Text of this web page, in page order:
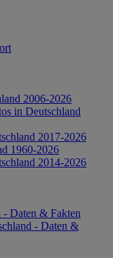
2006-2026
in Deutschland
2017-2026
1960-2026
2014-2026
Daten & Fakten
- Daten &